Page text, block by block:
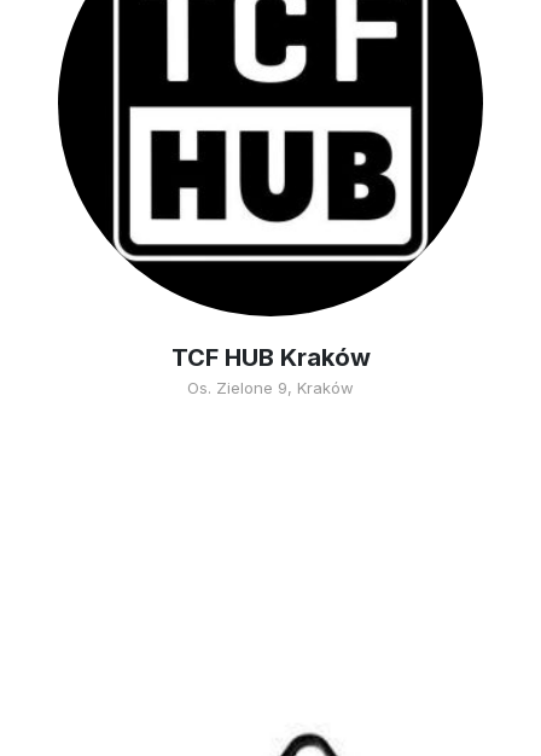
TCF HUB Kraków
Os. Zielone 9, Kraków